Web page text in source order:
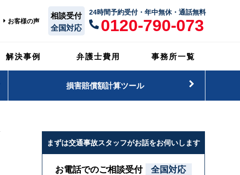
お客様の声
相談受付
全国対応
24時間予約受付・年中無休・通話無料
0120-790-073
解決事例 弁護士費用 事務所一覧
損害賠償額計算ツール
まずは交通事故スタッフがお話をお伺いします
お電話でのご相談受付 全国対応